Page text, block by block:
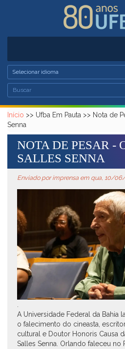
Pular para o conteúdo principal
Formulário de
Buscar
Início >> Ufba Em Pauta >> Nota de
Senna
NOTA DE PESAR -
SALLES SENNA
Enviado porimprensa em qua, 10/
A Universidade Federal da Bahia
o falecimento do cineasta,
cultural e Doutor Honoris Causa
Salles Senna. Orlando faleceu no